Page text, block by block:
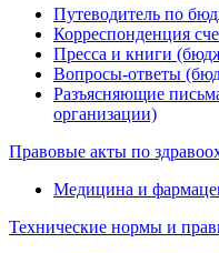
Путеводитель по
Корреспонденция
Пресса и книги
Вопросы-ответы
Разъясняющие
организации)
Правовые акты по
Медицина и
Технические нормы и